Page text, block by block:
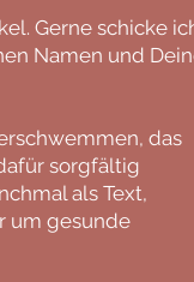
Gerne schicke
Namen und
das
sorgfältig
als Text,
um gesunde